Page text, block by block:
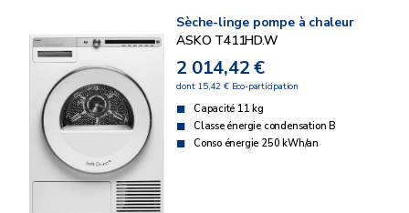
Sèche-linge pompe à chaleur
ASKO T411HD.W
2 014,42 €
dont 15,42 € Eco-participation
Capacité 11 kg
Classe énergie condensation B
Conso énergie 250 kWh/an